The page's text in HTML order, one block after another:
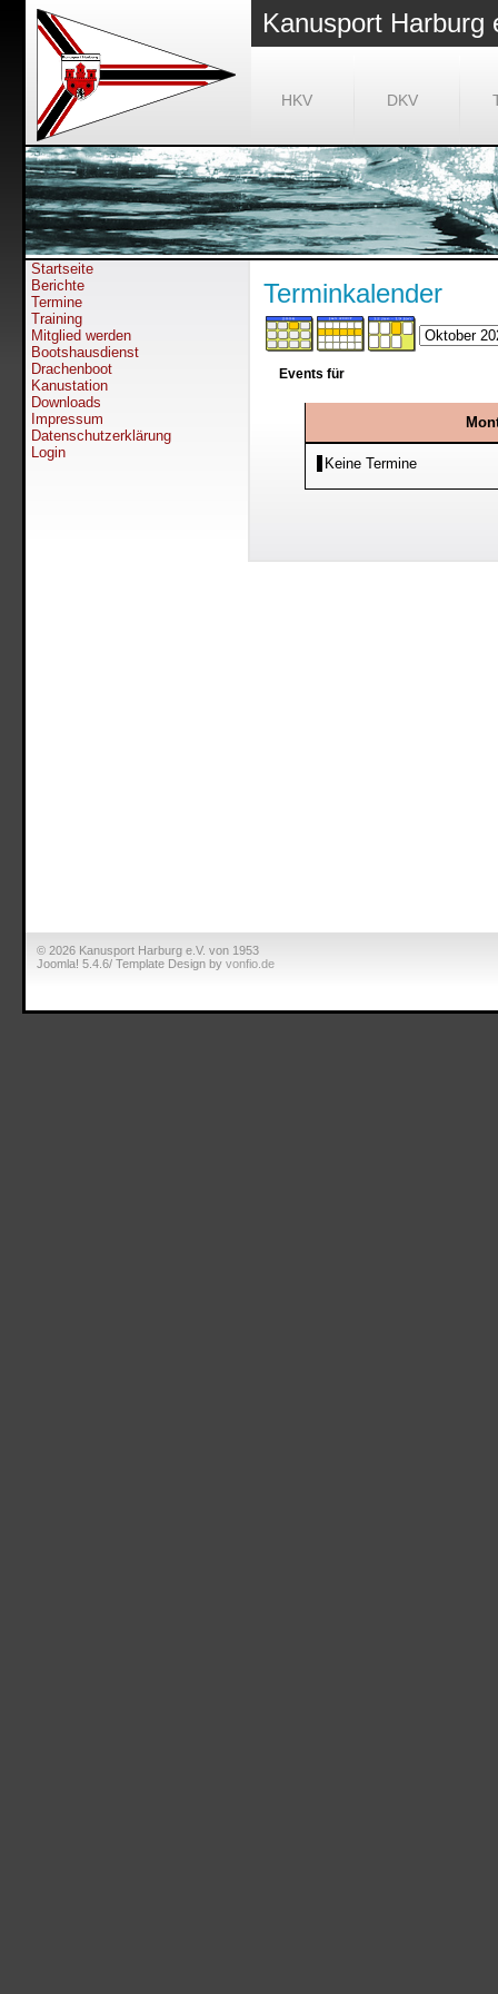
Kanusport Harburg
HKV DKV
Startseite
Berichte
Termine
Training
Mitglied werden
Bootshausdienst
Drachenboot
Kanustation
Downloads
Impressum
Datenschutzerklärung
Login
Terminkalender
Events für
Keine Termine
© 2026 Kanusport Harburg e.V. von 1953
Joomla! 5.4.6/ Template Design by vonfio.de